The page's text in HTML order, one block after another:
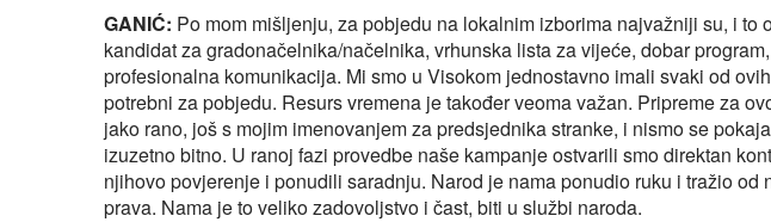
GANIĆ: Po mom mišljenju, za pobjedu na lokalnim izborima najvažniji su, i to
kandidat za gradonačelnika/načelnika, vrhunska lista za vijeće, dobar
profesionalna komunikacija. Mi smo u Visokom jednostavno imali svaki od
potrebni za pobjedu. Resurs vremena je također veoma važan. Pripreme za
jako rano, još s mojim imenovanjem za predsjednika stranke, i nismo se
izuzetno bitno. U ranoj fazi provedbe naše kampanje ostvarili smo direktan
njihovo povjerenje i ponudili saradnju. Narod je nama ponudio ruku i tražio od
prava. Nama je to veliko zadovoljstvo i čast, biti u službi naroda.